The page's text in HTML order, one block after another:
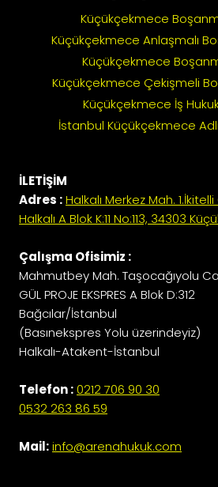
Küçükçekmece
Küçükçekmece Anlaşmalı
Küçükçekmece
Küçükçekmece Çekişmeli
Küçükçekmece İş
İstanbul Küçükçekmece
İLETİŞİM
Adres :Halkalı Merkez Mah.
Halkalı A Blok K:11 No:113, 34303
Çalışma Ofisimiz :
Mahmutbey Mah. Taşocağıyolu
GÜL PROJE EKSPRES A Blok D:312
Bağcılar/İstanbul
(Basınekspres Yolu üzerindeyiz)
Halkalı-Atakent-İstanbul
Telefon :0212 706 90 30
0532 263 86 59
Mail:info@arenahukuk.com